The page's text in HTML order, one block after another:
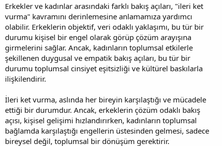
Erkekler ve kadınlar arasındaki farklı bakış açıları, "ileri ket
vurma" kavramını derinlemesine anlamamıza yardımcı
olabilir. Erkeklerin objektif, veri odaklı yaklaşımı, bu tür bir
durumu kişisel bir engel olarak görüp çözüm arayışına
girmelerini sağlar. Ancak, kadınların toplumsal etkilerle
şekillenen duygusal ve empatik bakış açıları, bu tür bir
durumu toplumsal cinsiyet eşitsizliği ve kültürel baskılarla
ilişkilendirir.
İleri ket vurma, aslında her bireyin karşılaştığı ve mücadele
ettiği bir durumdur. Ancak, erkeklerin çözüm odaklı bakış
açısı, kişisel gelişimi hızlandırırken, kadınların toplumsal
bağlamda karşılaştığı engellerin üstesinden gelmesi, sadece
bireysel değil, toplumsal bir dönüşüm gerektirir.